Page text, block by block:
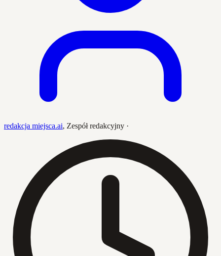
redakcja miejsca.ai, Zespół redakcyjny ·